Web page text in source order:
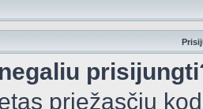
priežasčių